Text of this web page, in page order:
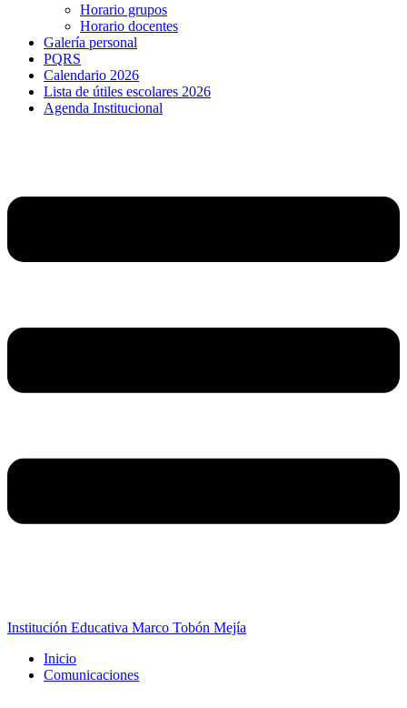
Horario grupos
Horario docentes
Galería personal
PQRS
Calendario 2026
Lista de útiles escolares 2026
Agenda Institucional
Institución Educativa Marco Tobón Mejía
Inicio
Comunicaciones